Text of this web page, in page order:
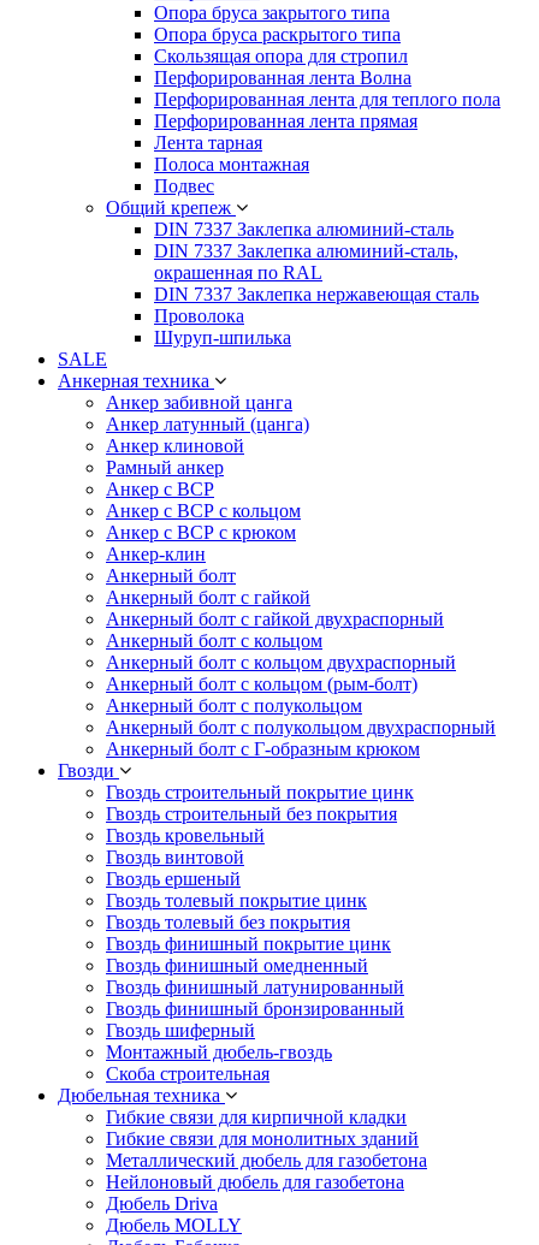
Опора бруса закрытого типа
Опора бруса раскрытого типа
Скользящая опора для стропил
Перфорированная лента Волна
Перфорированная лента для теплого пола
Перфорированная лента прямая
Лента тарная
Полоса монтажная
Подвес
Общий крепеж
DIN 7337 Заклепка алюминий-сталь
DIN 7337 Заклепка алюминий-сталь,
окрашенная по RAL
DIN 7337 Заклепка нержавеющая сталь
Проволока
Шуруп-шпилька
SALE
Анкерная техника
Анкер забивной цанга
Анкер латунный (цанга)
Анкер клиновой
Рамный анкер
Анкер с ВСР
Анкер с ВСР с кольцом
Анкер с ВСР с крюком
Анкер-клин
Анкерный болт
Анкерный болт с гайкой
Анкерный болт с гайкой двухраспорный
Анкерный болт с кольцом
Анкерный болт с кольцом двухраспорный
Анкерный болт с кольцом (рым-болт)
Анкерный болт с полукольцом
Анкерный болт с полукольцом двухраспорный
Анкерный болт с Г-образным крюком
Гвозди
Гвоздь строительный покрытие цинк
Гвоздь строительный без покрытия
Гвоздь кровельный
Гвоздь винтовой
Гвоздь ершеный
Гвоздь толевый покрытие цинк
Гвоздь толевый без покрытия
Гвоздь финишный покрытие цинк
Гвоздь финишный омедненный
Гвоздь финишный латунированный
Гвоздь финишный бронзированный
Гвоздь шиферный
Монтажный дюбель-гвоздь
Скоба строительная
Дюбельная техника
Гибкие связи для кирпичной кладки
Гибкие связи для монолитных зданий
Металлический дюбель для газобетона
Нейлоновый дюбель для газобетона
Дюбель Driva
Дюбель MOLLY